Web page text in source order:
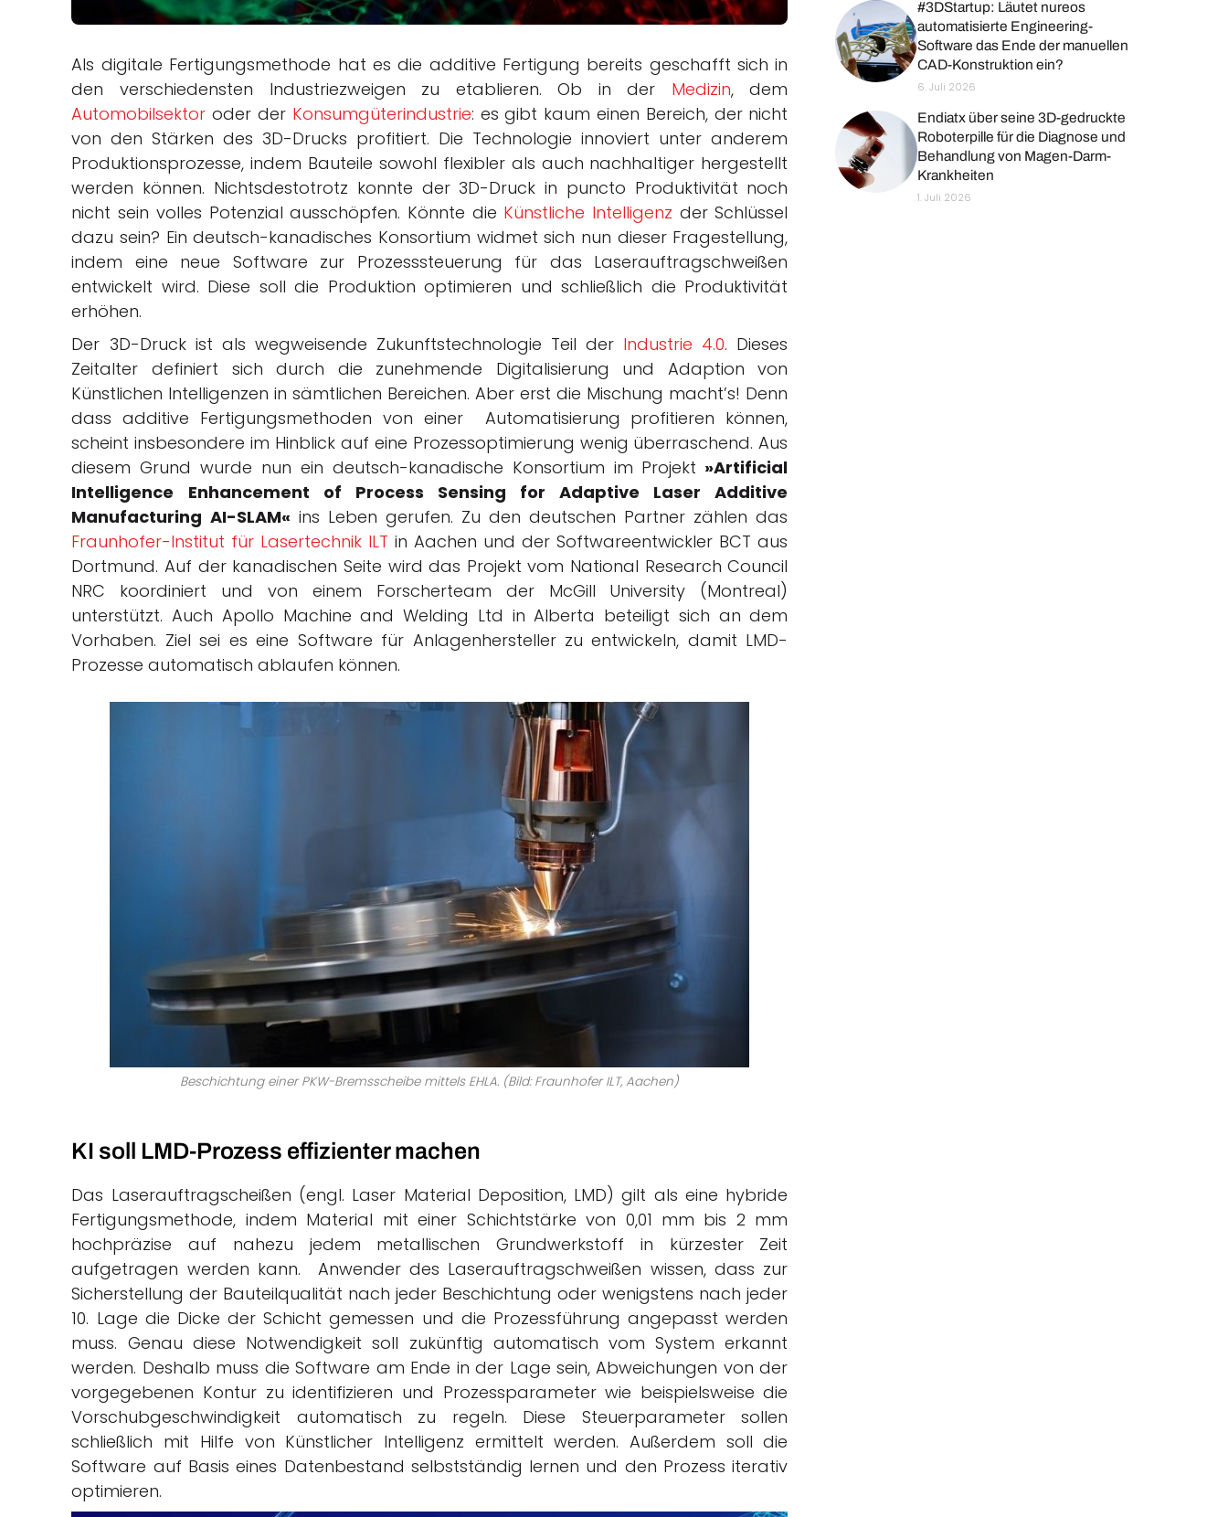
Als digitale Fertigungsmethode hat es die additive Fertigung bereits geschafft sich in
den verschiedensten Industriezweigen zu etablieren. Ob in der Medizin, dem
Automobilsektor oder der Konsumgüterindustrie: es gibt kaum einen Bereich, der nicht
von den Stärken des 3D-Drucks profitiert. Die Technologie innoviert unter anderem
Produktionsprozesse, indem Bauteile sowohl flexibler als auch nachhaltiger hergestellt
werden können. Nichtsdestotrotz konnte der 3D-Druck in puncto Produktivität noch
nicht sein volles Potenzial ausschöpfen. Könnte die Künstliche Intelligenz der Schlüssel
dazu sein? Ein deutsch-kanadisches Konsortium widmet sich nun dieser Fragestellung,
indem eine neue Software zur Prozesssteuerung für das Laserauftragschweißen
entwickelt wird. Diese soll die Produktion optimieren und schließlich die Produktivität
erhöhen.
Der 3D-Druck ist als wegweisende Zukunftstechnologie Teil der Industrie 4.0. Dieses
Zeitalter definiert sich durch die zunehmende Digitalisierung und Adaption von
Künstlichen Intelligenzen in sämtlichen Bereichen. Aber erst die Mischung macht’s! Denn
dass additive Fertigungsmethoden von einer Automatisierung profitieren können,
scheint insbesondere im Hinblick auf eine Prozessoptimierung wenig überraschend. Aus
diesem Grund wurde nun ein deutsch-kanadische Konsortium im Projekt »Artificial
Intelligence Enhancement of Process Sensing for Adaptive Laser Additive
Manufacturing AI-SLAM« ins Leben gerufen. Zu den deutschen Partner zählen das
Fraunhofer-Institut für Lasertechnik ILT in Aachen und der Softwareentwickler BCT aus
Dortmund. Auf der kanadischen Seite wird das Projekt vom National Research Council
NRC koordiniert und von einem Forscherteam der McGill University (Montreal)
unterstützt. Auch Apollo Machine and Welding Ltd in Alberta beteiligt sich an dem
Vorhaben. Ziel sei es eine Software für Anlagenhersteller zu entwickeln, damit LMD-
Prozesse automatisch ablaufen können.
Beschichtung einer PKW-Bremsscheibe mittels EHLA. (Bild: Fraunhofer ILT, Aachen)
KI soll LMD-Prozess effizienter machen
Das Laserauftragscheißen (engl. Laser Material Deposition, LMD) gilt als eine hybride
Fertigungsmethode, indem Material mit einer Schichtstärke von 0,01 mm bis 2 mm
hochpräzise auf nahezu jedem metallischen Grundwerkstoff in kürzester Zeit
aufgetragen werden kann. Anwender des Laserauftragschweißen wissen, dass zur
Sicherstellung der Bauteilqualität nach jeder Beschichtung oder wenigstens nach jeder
10. Lage die Dicke der Schicht gemessen und die Prozessführung angepasst werden
muss. Genau diese Notwendigkeit soll zukünftig automatisch vom System erkannt
werden. Deshalb muss die Software am Ende in der Lage sein, Abweichungen von der
vorgegebenen Kontur zu identifizieren und Prozessparameter wie beispielsweise die
Vorschubgeschwindigkeit automatisch zu regeln. Diese Steuerparameter sollen
schließlich mit Hilfe von Künstlicher Intelligenz ermittelt werden. Außerdem soll die
Software auf Basis eines Datenbestand selbstständig lernen und den Prozess iterativ
optimieren.
#3DStartup: Läutet nureos
automatisierte Engineering-
Software das Ende der manuellen
CAD-Konstruktion ein?
6. Juli 2026
Endiatx über seine 3D-gedruckte
Roboterpille für die Diagnose und
Behandlung von Magen-Darm-
Krankheiten
1. Juli 2026